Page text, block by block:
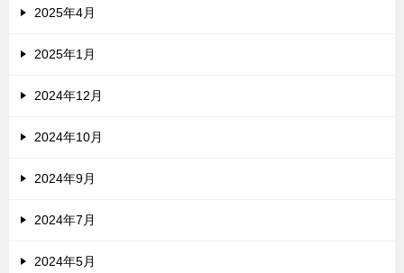
2025年4月
2025年1月
2024年12月
2024年10月
2024年9月
2024年7月
2024年5月